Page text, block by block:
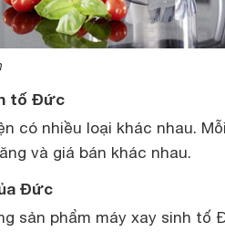
tố Đức
có nhiều loại khác nhau.
và giá bán khác nhau.
Đức
sản phẩm máy xay sinh tố